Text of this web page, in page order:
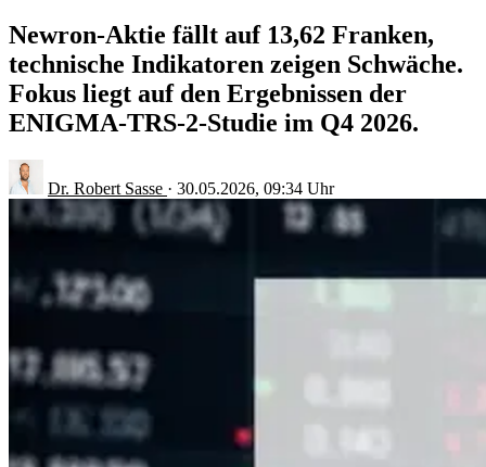
Newron-Aktie fällt auf 13,62 Franken,
technische Indikatoren zeigen Schwäche.
Fokus liegt auf den Ergebnissen der
ENIGMA-TRS-2-Studie im Q4 2026.
Dr. Robert Sasse · 30.05.2026, 09:34 Uhr